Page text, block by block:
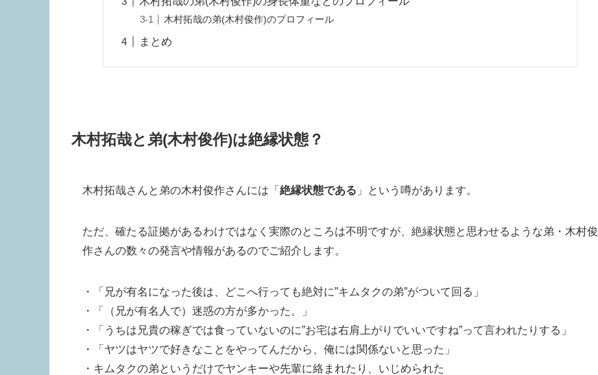
木村拓哉の弟(木村俊作)のプロフィール
まとめ
木村拓哉と弟(木村俊作)は絶縁状態？
木村拓哉さんと弟の木村俊作さんには「 絶縁状態である 」という噂があります。
ただ、確たる証拠があるわけではなく実際のところは不明ですが、絶縁状態と思わせるような弟・木村俊
作さんの数々の発言や情報があるのでご紹介します。
・「兄が有名になった後は、どこへ行っても絶対に”キムタクの弟”がついて回る」
・「（兄が有名人で）迷惑の方が多かった。」
・「うちは兄貴の稼ぎでは食っていないのに”お宅は右肩上がりでいいですね”って言われたりする」
・「ヤツはヤツで好きなことをやってんだから、俺には関係ないと思った」
・キムタクの弟というだけでヤンキーや先輩に絡まれたり、いじめられた